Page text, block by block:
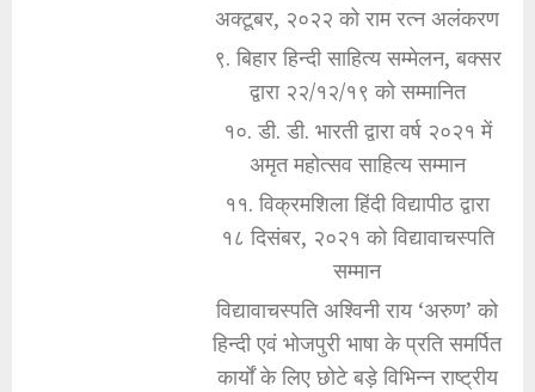
अक्टूबर, २०२२ को राम रत्न अलंकरण
९. बिहार हिन्दी साहित्य सम्मेलन, बक्सर
द्वारा २२/१२/१९ को सम्मानित
१०. डी. डी. भारती द्वारा वर्ष २०२१ में
अमृत महोत्सव साहित्य सम्मान
११. विक्रमशिला हिंदी विद्यापीठ द्वारा
१८ दिसंबर, २०२१ को विद्यावाचस्पति
सम्मान
विद्यावाचस्पति अश्विनी राय ‘अरुण’ को
हिन्दी एवं भोजपुरी भाषा के प्रति समर्पित
कार्यों के लिए छोटे बड़े विभिन्न राष्ट्रीय